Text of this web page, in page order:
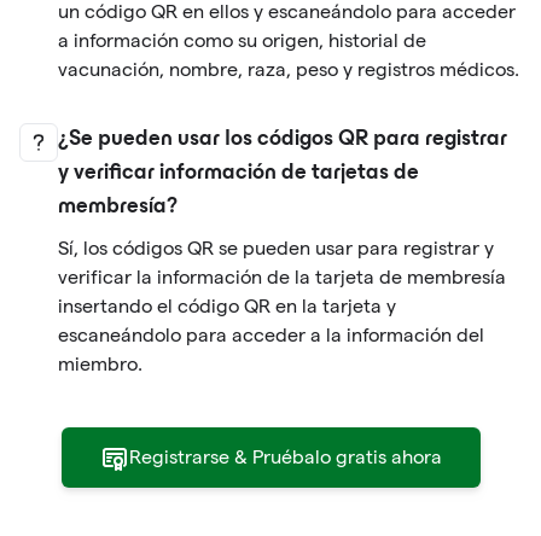
un código QR en ellos y escaneándolo para acceder
a información como su origen, historial de
vacunación, nombre, raza, peso y registros médicos.
¿Se pueden usar los códigos QR para registrar
y verificar información de tarjetas de
membresía?
Sí, los códigos QR se pueden usar para registrar y
verificar la información de la tarjeta de membresía
insertando el código QR en la tarjeta y
escaneándolo para acceder a la información del
miembro.
Registrarse & Pruébalo gratis ahora